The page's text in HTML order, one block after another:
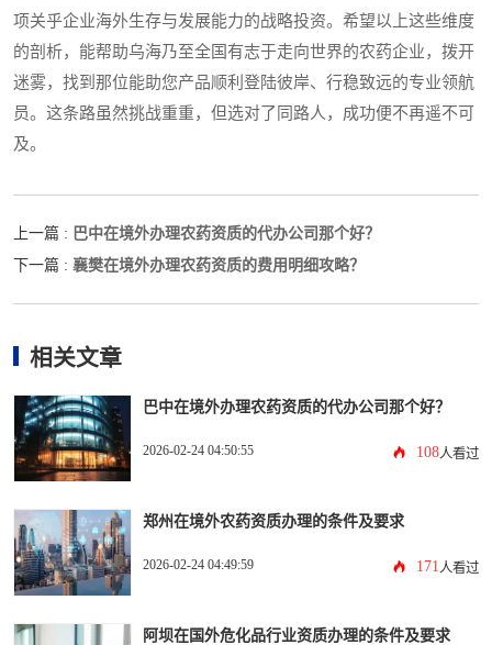
项关乎企业海外生存与发展能力的战略投资。希望以上这些维度
的剖析，能帮助乌海乃至全国有志于走向世界的农药企业，拨开
迷雾，找到那位能助您产品顺利登陆彼岸、行稳致远的专业领航
员。这条路虽然挑战重重，但选对了同路人，成功便不再遥不可
及。
上一篇 : 巴中在境外办理农药资质的代办公司那个好？
下一篇 : 襄樊在境外办理农药资质的费用明细攻略？
相关文章
巴中在境外办理农药资质的代办公司那个好？
2026-02-24 04:50:55 108人看过
郑州在境外农药资质办理的条件及要求
2026-02-24 04:49:59 171 人看过
阿坝在国外危化品行业资质办理的条件及要求